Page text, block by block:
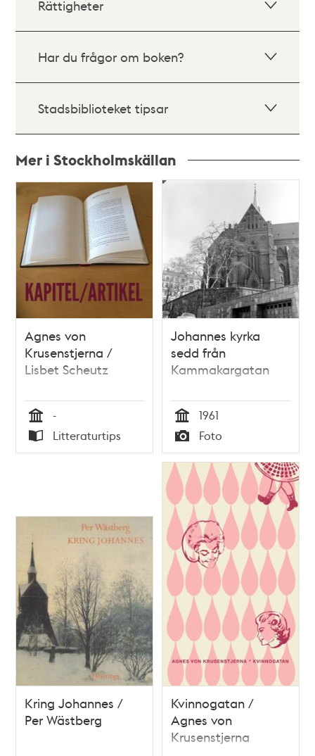
Rättigheter
Har du frågor om boken?
Stadsbiblioteket tipsar
Mer i Stockholmskällan
Relaterade
poster
och
teman
Agnes von
Krusenstjerna /
Lisbet Scheutz
Tid
-
Typ
Litteraturtips
Johannes kyrka
sedd från
Kammakargatan
Tid
1961
Typ
Foto
Kring Johannes /
Per Wästberg
Kvinnogatan /
Agnes von
Krusenstjerna